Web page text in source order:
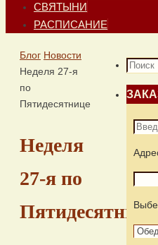
СВЯТЫНИ
РАСПИСАНИЕ
Главная
Блог Новости
Неделя 27-я
по
Пятидесятнице
Неделя
27-я по
Пятидесятнице
Что